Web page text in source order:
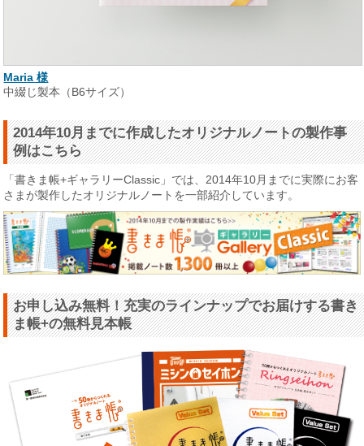
Maria 様
中綴じ製本（B6サイズ）
2014年10月までに作成したオリジナルノートの製作事
例はこちら
「書きま帳+ギャラリーClassic」では、2014年10月までに実際にお客
さまが製作したオリジナルノートを一部紹介しています。
お申し込み無料！充実のラインナップでお届けする書き
ま帳+の無料見本帳